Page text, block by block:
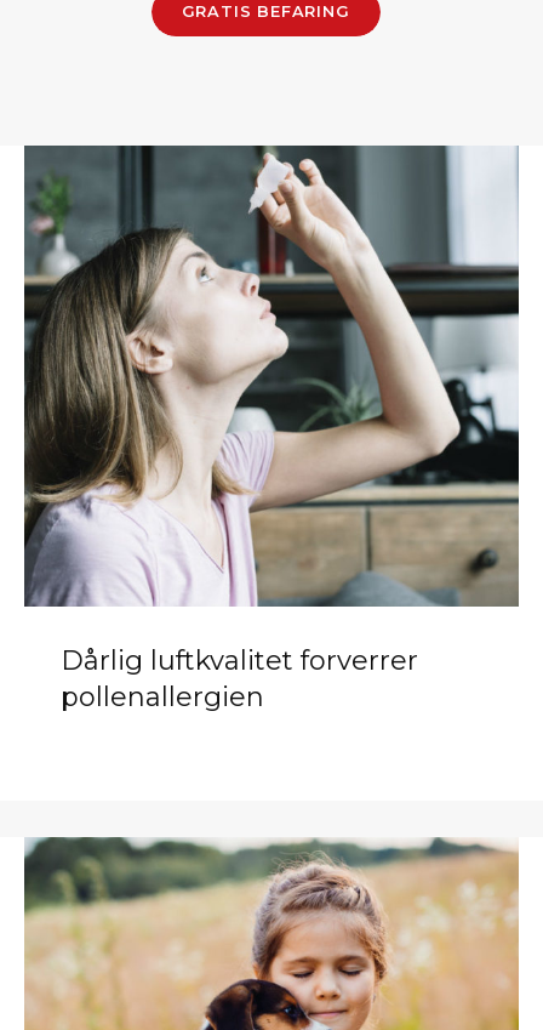
GRATIS BEFARING
Dårlig luftkvalitet forverrer
pollenallergien